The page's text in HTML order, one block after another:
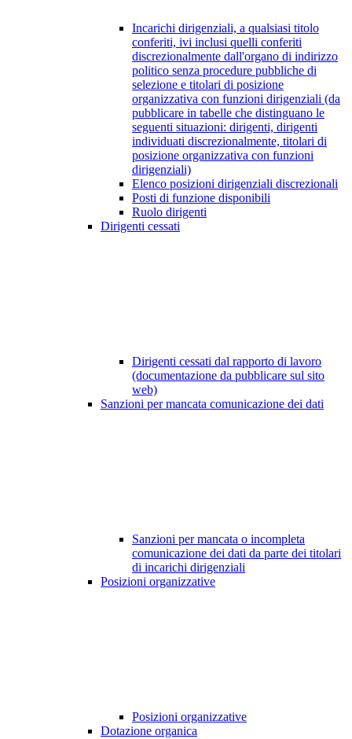
Incarichi dirigenziali, a qualsiasi titolo
conferiti, ivi inclusi quelli conferiti
discrezionalmente dall'organo di indirizzo
politico senza procedure pubbliche di
selezione e titolari di posizione
organizzativa con funzioni dirigenziali (da
pubblicare in tabelle che distinguano le
seguenti situazioni: dirigenti, dirigenti
individuati discrezionalmente, titolari di
posizione organizzativa con funzioni
dirigenziali)
Elenco posizioni dirigenziali discrezionali
Posti di funzione disponibili
Ruolo dirigenti
Dirigenti cessati
Dirigenti cessati dal rapporto di lavoro
(documentazione da pubblicare sul sito
web)
Sanzioni per mancata comunicazione dei dati
Sanzioni per mancata o incompleta
comunicazione dei dati da parte dei titolari
di incarichi dirigenziali
Posizioni organizzative
Posizioni organizzative
Dotazione organica